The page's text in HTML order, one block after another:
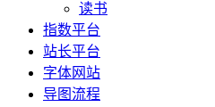
读书
指数平台
站长平台
字体网站
导图流程